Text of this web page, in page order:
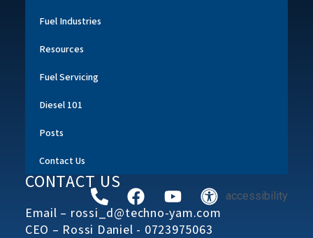
Fuel Industries
Resources
Fuel Servicing
Diesel 101
Posts
Contact Us
CONTACT US
accessibility
Email – rossi_d@techno-yam.com
CEO – Rossi Daniel - 0723975063